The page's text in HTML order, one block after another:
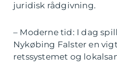
juridisk rådgivning.
– Moderne tid: I dag
Nykøbing Falster en
retssystemet og